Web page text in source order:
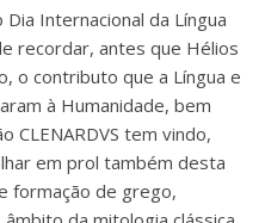
Internacional da Língua
recordar, antes que Hélios
o contributo que a Língua e
à Humanidade, bem
CLENARDVS tem vindo,
em prol também desta
formação de grego,